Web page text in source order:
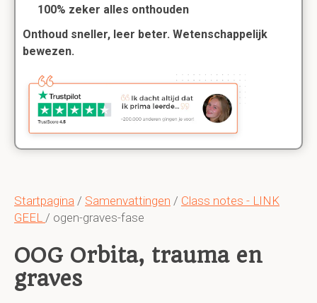
Startpagina / Samenvattingen / Class notes - LINK
GEEL / ogen-graves-fase
OOG Orbita, trauma en
graves
100% zeker alles onthouden
Onthoud sneller, leer beter. Wetenschappelijk
bewezen.